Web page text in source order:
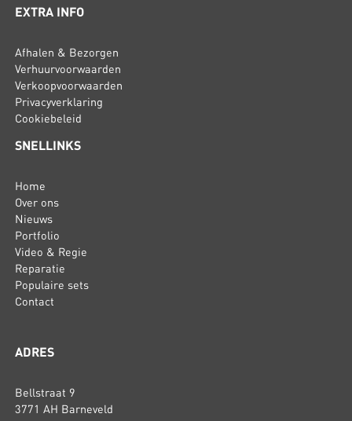
EXTRA INFO
Afhalen & Bezorgen
Verhuurvoorwaarden
Verkoopvoorwaarden
Privacyverklaring
Cookiebeleid
SNELLINKS
Home
Over ons
Nieuws
Portfolio
Video & Regie
Reparatie
Populaire sets
Contact
ADRES
Bellstraat 9
3771 AH Barneveld